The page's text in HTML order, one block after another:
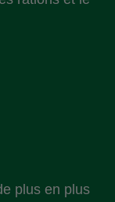
plus en plus